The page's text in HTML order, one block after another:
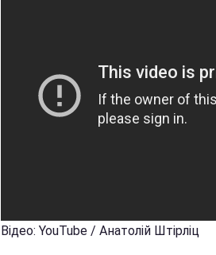
Відео: YouTube / Анатолій Штірліц